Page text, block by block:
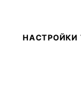
НАСТРОЙКИ